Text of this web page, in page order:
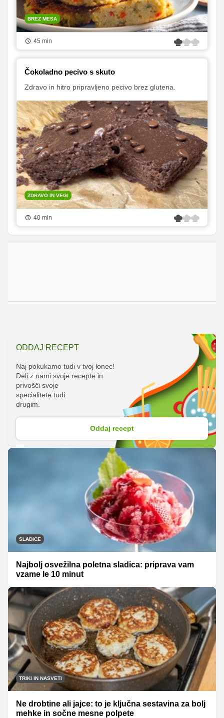
BREZ MESA
45 min
Čokoladno pecivo s skuto
Zdravo in hitro pripravljeno pecivo brez glutena.
ZDRAVO IN VEGI
40 min
ODDAJ RECEPT
Naj pokukamo tudi v tvoj lonec!
Deli z nami svoje recepte in
privošči svoje
specialitete tudi
drugim.
Oddaj recept
SLADICE
Najbolj osvežilna poletna sladica: priprava vam
vzame le 10 minut
TRIKI IN NASVETI
Ne drobtine ali jajce: to je ključna sestavina za bolj
mehke in sočne mesne polpete